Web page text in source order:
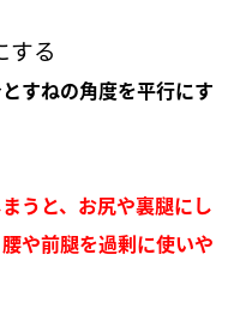
する
すねの角度を平行にす
うと、お尻や裏腿にし
や前腿を過剰に使いや